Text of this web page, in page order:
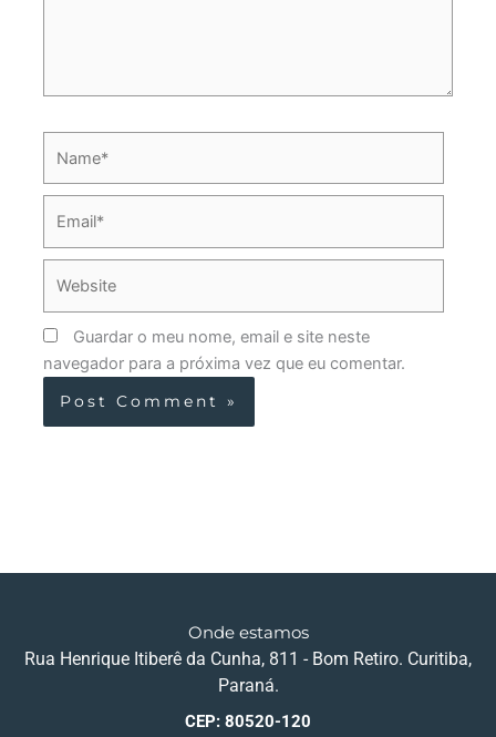
Guardar o meu nome, email e site neste
navegador para a próxima vez que eu comentar.
Onde estamos
Rua Henrique Itiberê da Cunha, 811 - Bom Retiro. Curitiba,
Paraná.
CEP: 80520-120